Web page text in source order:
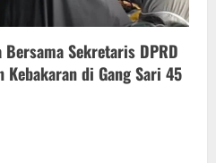
Sekretaris DPRD
di Gang Sari 45